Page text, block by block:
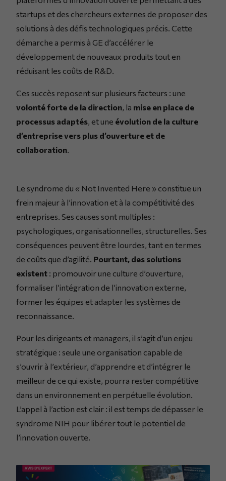
startups et des chercheurs externes de proposer des
solutions à des défis technologiques précis. Cette
démarche a permis à GE d’accélérer le
développement de nouveaux produits tout en
réduisant les coûts de R&D.
Ces succès reposent sur plusieurs facteurs : une
volonté forte de la direction, la mise en place de
processus adaptés, et une évolution de la culture
d’entreprise vers plus d’ouverture et de
collaboration
Le syndrome du « Not Invented Here » constitue un
frein majeur à l’innovation et à la compétitivité des
entreprises. Ses causes sont multiples :
psychologiques, organisationnelles, structurelles. Ses
conséquences peuvent être lourdes, tant en termes
de coûts que d’agilité. Pourtant, des solutions
existent : promouvoir une culture d’ouverture,
formaliser l’intégration de l’innovation externe,
former les équipes et adapter les systèmes de
reconnaissance.
Pour les dirigeants et managers, il s’agit d’un enjeu
stratégique : seule une organisation capable de
s’ouvrir à l’extérieur, d’apprendre et d’intégrer le
meilleur de ce qui existe, pourra rester compétitive
dans un environnement en perpétuelle évolution.
L’appel à l’action est clair : il est temps de dépasser le
syndrome NIH pour libérer tout le potentiel de
l’innovation ouverte.